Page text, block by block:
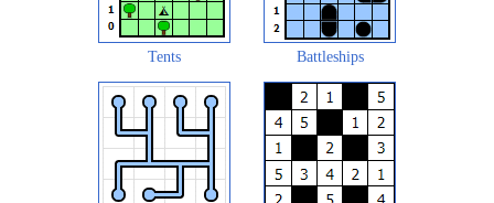
Tents Battleships